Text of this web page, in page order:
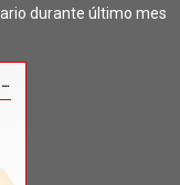
durante último mes